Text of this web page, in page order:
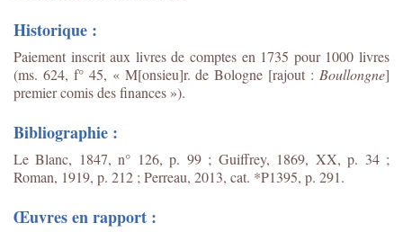
Historique :
Paiement inscrit aux livres de comptes en 1735 pour 1000 livres
(ms. 624, f° 45, « M[onsieu]r. de Bologne [rajout : Boullongne]
premier comis des finances »).
Bibliographie :
Le Blanc, 1847, n° 126, p. 99 ; Guiffrey, 1869, XX, p. 34 ;
Roman, 1919, p. 212 ; Perreau, 2013, cat. *P1395, p. 291.
Œuvres en rapport :